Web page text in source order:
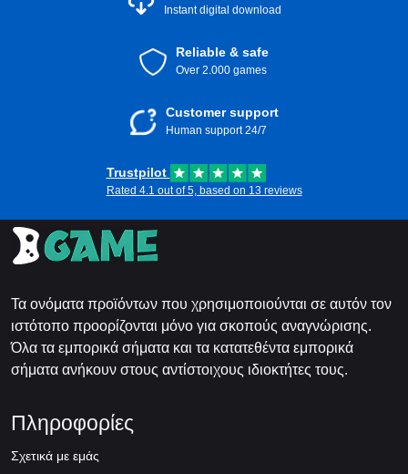
Instant digital download
Reliable & safe
Over 2.000 games
Customer support
Human support 24/7
Trustpilot
Rated 4.1 out of 5, based on 13 reviews
Τα ονόματα προϊόντων που χρησιμοποιούνται σε αυτόν τον
ιστότοπο προορίζονται μόνο για σκοπούς αναγνώρισης.
Όλα τα εμπορικά σήματα και τα κατατεθέντα εμπορικά
σήματα ανήκουν στους αντίστοιχους ιδιοκτήτες τους.
Πληροφορίες
Σχετικά με εμάς